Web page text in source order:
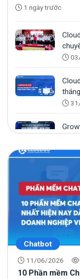
1 ngày trước
Chatbot
11/06/2026
10 Phần mềm